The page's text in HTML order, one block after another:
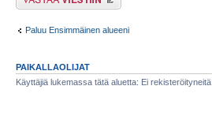
Paluu Ensimmäinen alueeni
PAIKALLAOLIJAT
Käyttäjiä lukemassa tätä aluetta: Ei